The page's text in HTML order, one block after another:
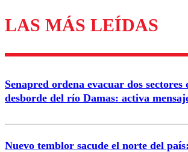
Los comentarios son moderados para
diálogo respetuoso.
Correo
LAS MÁS LEÍDAS
Senapred ordena evacuar dos
desborde del río Damas: activa
Nuevo temblor sacude el norte del